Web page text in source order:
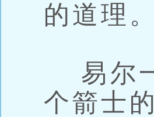
的道理。
易尔
个箭士